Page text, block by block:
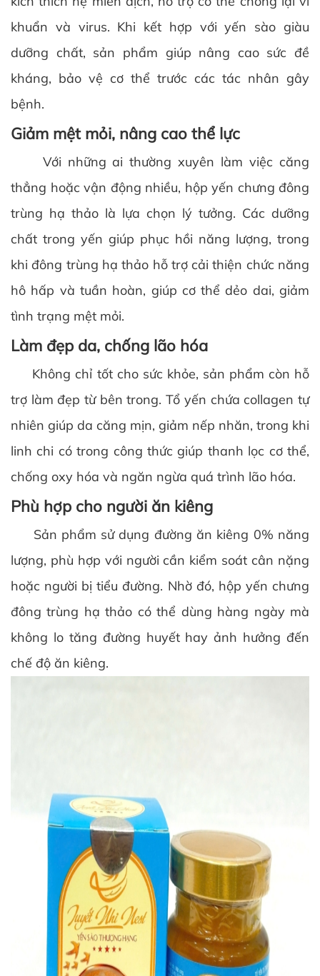
khuẩn và virus. Khi kết hợp với yến sào giàu
dưỡng chất, sản phẩm giúp nâng cao sức đề
kháng, bảo vệ cơ thể trước các tác nhân gây
bệnh.
Giảm mệt mỏi, nâng cao thể lực
Với những ai thường xuyên làm việc căng
thẳng hoặc vận động nhiều, hộp yến chưng đông
trùng hạ thảo là lựa chọn lý tưởng. Các dưỡng
chất trong yến giúp phục hồi năng lượng, trong
khi đông trùng hạ thảo hỗ trợ cải thiện chức năng
hô hấp và tuần hoàn, giúp cơ thể dẻo dai, giảm
tình trạng mệt mỏi.
Làm đẹp da, chống lão hóa
Không chỉ tốt cho sức khỏe, sản phẩm còn hỗ
trợ làm đẹp từ bên trong. Tổ yến chứa collagen tự
nhiên giúp da căng mịn, giảm nếp nhăn, trong khi
linh chi có trong công thức giúp thanh lọc cơ thể,
chống oxy hóa và ngăn ngừa quá trình lão hóa.
Phù hợp cho người ăn kiêng
Sản phẩm sử dụng đường ăn kiêng 0% năng
lượng, phù hợp với người cần kiểm soát cân nặng
hoặc người bị tiểu đường. Nhờ đó, hộp yến chưng
đông trùng hạ thảo có thể dùng hàng ngày mà
không lo tăng đường huyết hay ảnh hưởng đến
chế độ ăn kiêng.